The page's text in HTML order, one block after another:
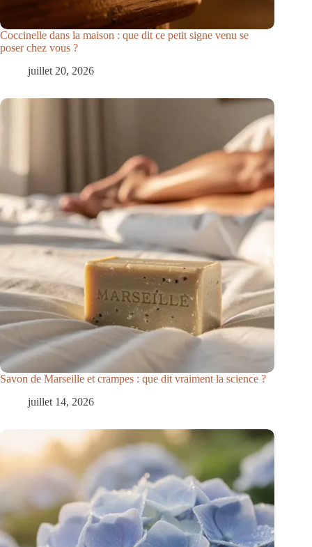
Coccinelle dans la maison : que dit ce petit signe venu se
poser chez vous ?
juillet 20, 2026
Savon de Marseille et crampes : que dit vraiment la science ?
juillet 14, 2026